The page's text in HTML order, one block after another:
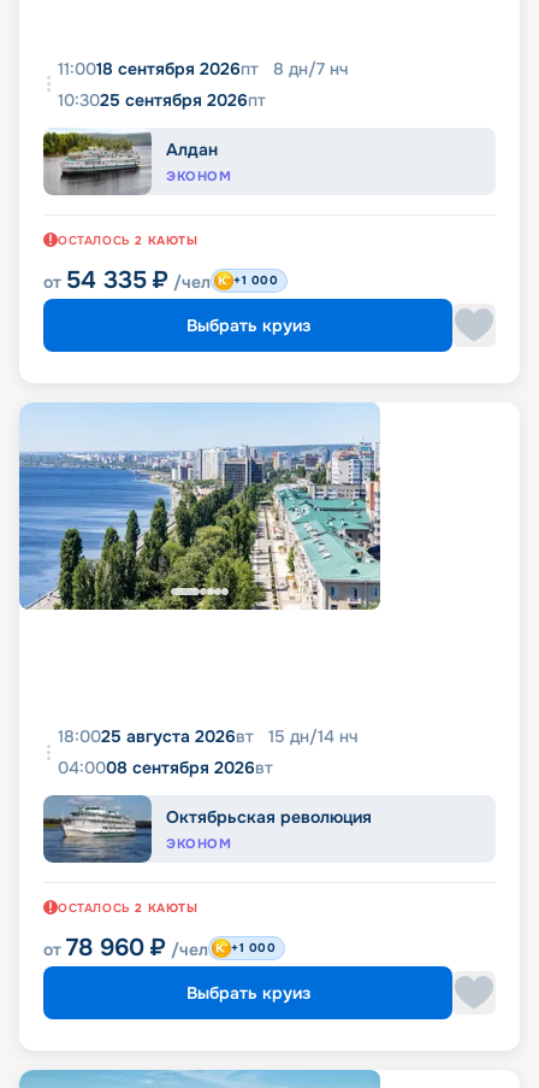
11:0018 сентября 2026пт 8 дн/7 нч
10:3025 сентября 2026пт
Алдан
ЭКОНОМ
ОСТАЛОСЬ 2 КАЮТЫ
от 54 335 ₽ /чел +1 000
Выбрать круиз
18:0025 августа 2026вт 15 дн/14 нч
04:0008 сентября 2026вт
Октябрьская революция
ЭКОНОМ
ОСТАЛОСЬ 2 КАЮТЫ
от 78 960 ₽ /чел +1 000
Выбрать круиз